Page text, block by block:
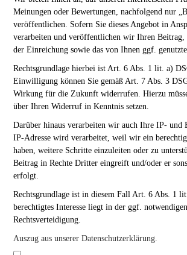
Meinungen oder Bewertungen, nachfolgend nur
veröffentlichen. Sofern Sie dieses Angebot in
verarbeiten und veröffentlichen wir Ihren
der Einreichung sowie das von Ihnen ggf.
Rechtsgrundlage hierbei ist Art. 6 Abs. 1 lit. a)
Einwilligung können Sie gemäß Art. 7 Abs. 3
Wirkung für die Zukunft widerrufen. Hierzu
über Ihren Widerruf in Kenntnis setzen.
Darüber hinaus verarbeiten wir auch Ihre IP- und
IP-Adresse wird verarbeitet, weil wir ein
haben, weitere Schritte einzuleiten oder zu
Beitrag in Rechte Dritter eingreift und/oder er
erfolgt.
Rechtsgrundlage ist in diesem Fall Art. 6 Abs. 1
berechtigtes Interesse liegt in der ggf. notwendigen
Rechtsverteidigung.
Auszug aus unserer Datenschutzerklärung.